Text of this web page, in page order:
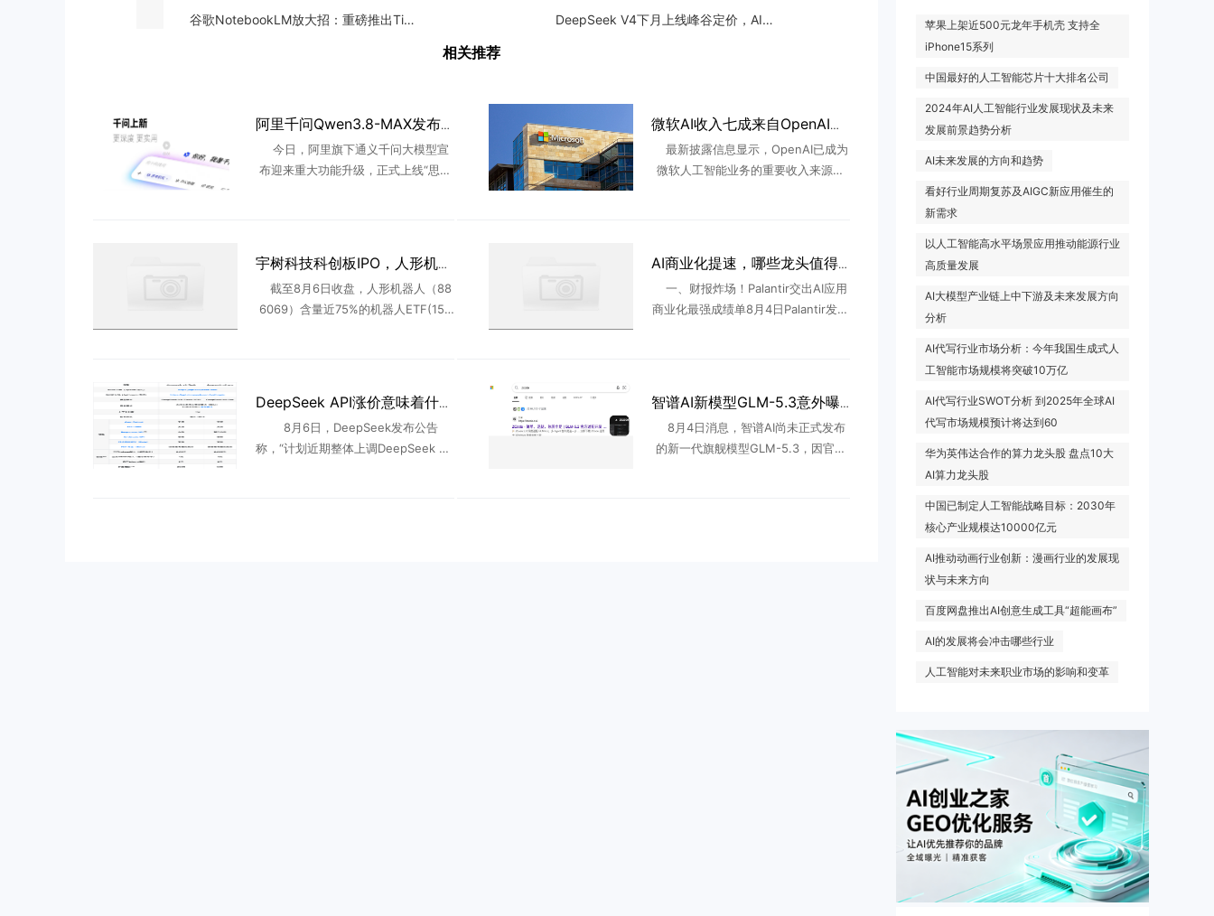
苹果上架近500元龙年手机壳 支持全
iPhone15系列
中国最好的人工智能芯片十大排名公司
2024年AI人工智能行业发展现状及未来
发展前景趋势分析
AI未来发展的方向和趋势
看好行业周期复苏及AIGC新应用催生的
新需求
以人工智能高水平场景应用推动能源行业
高质量发展
AI大模型产业链上中下游及未来发展方向
分析
AI代写行业市场分析：今年我国生成式人
工智能市场规模将突破10万亿
AI代写行业SWOT分析 到2025年全球AI
代写市场规模预计将达到60
华为英伟达合作的算力龙头股 盘点10大
AI算力龙头股
中国已制定人工智能战略目标：2030年
核心产业规模达10000亿元
AI推动动画行业创新：漫画行业的发展现
状与未来方向
百度网盘推出AI创意生成工具“超能画布”
AI的发展将会冲击哪些行业
人工智能对未来职业市场的影响和变革
谷歌NotebookLM放大招：重磅推出TikTok风短视频 DeepSeek V4下月上线峰谷定价，AI计费迈向精细化
相关推荐
阿里千问Qwen3.8-MAX发布，打造真办公助理
今日，阿里旗下通义千问大模型宣
布迎来重大功能升级，正式上线“思考
微软AI收入七成来自OpenAI，财年贡献241亿美元
最新披露信息显示，OpenAI已成为
微软人工智能业务的重要收入来源。
宇树科技科创板IPO，人形机器人龙头能否带热产业链？
截至8月6日收盘，人形机器人（88
6069）含量近75%的机器人ETF(159
AI商业化提速，哪些龙头值得布局？
一、财报炸场！Palantir交出AI应用
商业化最强成绩单8月4日Palantir发布
DeepSeek API涨价意味着什么？业内解读
8月6日，DeepSeek发布公告
称，“计划近期整体上调DeepSeek AP
智谱AI新模型GLM-5.3意外曝光
8月4日消息，智谱AI尚未正式发布
的新一代旗舰模型GLM-5.3，因官网